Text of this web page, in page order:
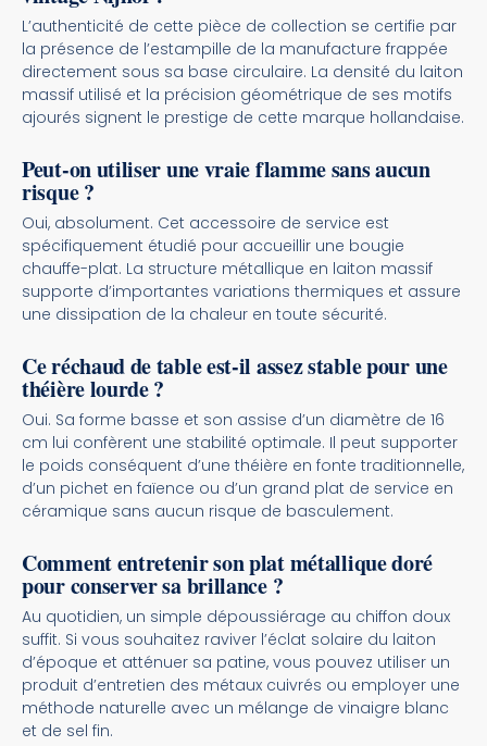
L’authenticité de cette pièce de collection se certifie par
la présence de l’estampille de la manufacture frappée
directement sous sa base circulaire. La densité du laiton
massif utilisé et la précision géométrique de ses motifs
ajourés signent le prestige de cette marque hollandaise.
Peut-on utiliser une vraie flamme sans aucun
risque ?
Oui, absolument. Cet accessoire de service est
spécifiquement étudié pour accueillir une bougie
chauffe-plat. La structure métallique en laiton massif
supporte d’importantes variations thermiques et assure
une dissipation de la chaleur en toute sécurité.
Ce réchaud de table est-il assez stable pour une
théière lourde ?
Oui. Sa forme basse et son assise d’un diamètre de 16
cm lui confèrent une stabilité optimale. Il peut supporter
le poids conséquent d’une théière en fonte traditionnelle,
d’un pichet en faïence ou d’un grand plat de service en
céramique sans aucun risque de basculement.
Comment entretenir son plat métallique doré
pour conserver sa brillance ?
Au quotidien, un simple dépoussiérage au chiffon doux
suffit. Si vous souhaitez raviver l’éclat solaire du laiton
d’époque et atténuer sa patine, vous pouvez utiliser un
produit d’entretien des métaux cuivrés ou employer une
méthode naturelle avec un mélange de vinaigre blanc
et de sel fin.